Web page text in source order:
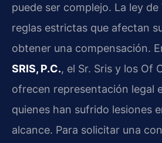
puede ser complejo. La ley
reglas estrictas que afectan
obtener una compensación.
SRIS, P.C., el Sr. Sris y los Of
ofrecen representación legal
quienes han sufrido lesiones
alcance. Para solicitar una